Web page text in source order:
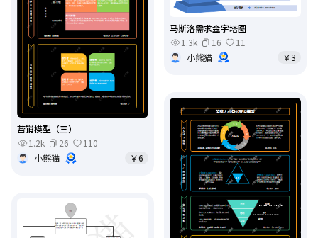
营销模型（三）
1.2k
26
110
小熊猫
￥6
马斯洛需求金字塔图
1.3k
16
11
小熊猫
￥3